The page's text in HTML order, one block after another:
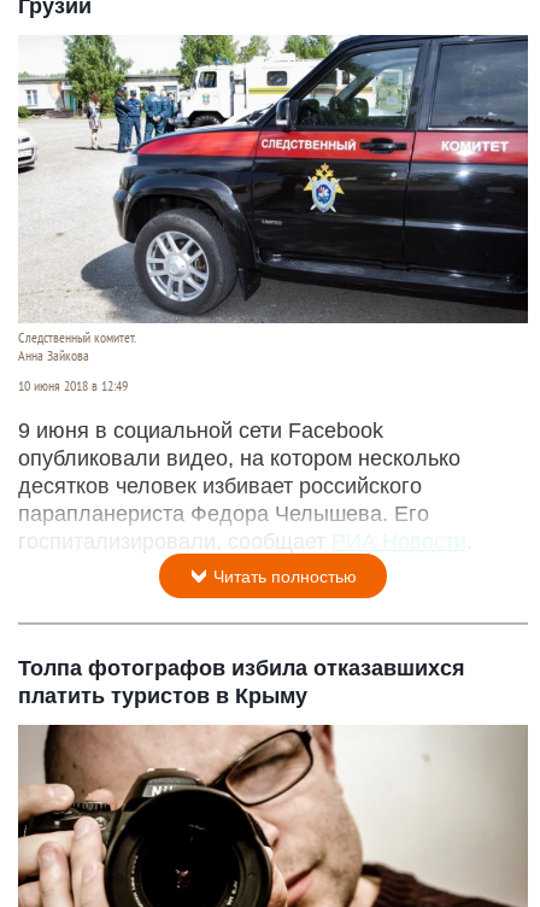
Грузии
Следственный комитет.
Анна Зайкова
10 июня 2018 в 12:49
9 июня в социальной сети Facebook
опубликовали видео, на котором несколько
десятков человек избивает российского
парапланериста Федора Челышева. Его
госпитализировали, сообщает РИА Новости
Читать полностью
Толпа фотографов избила отказавшихся
платить туристов в Крыму